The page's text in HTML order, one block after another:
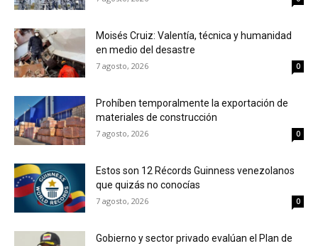
Moisés Cruiz: Valentía, técnica y humanidad
en medio del desastre
7 agosto, 2026 0
Prohíben temporalmente la exportación de
materiales de construcción
7 agosto, 2026 0
Estos son 12 Récords Guinness venezolanos
que quizás no conocías
7 agosto, 2026 0
Gobierno y sector privado evalúan el Plan de